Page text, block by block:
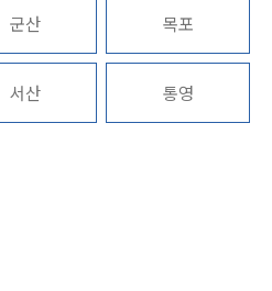
세미나
률상담예약
군산 목포
서산 통영